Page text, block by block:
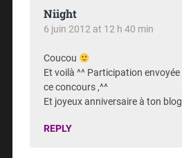
Niight
6 juin 2012 at 12 h 40 min
Coucou
Et voilà ^^ Participation envoyée
ce concours ,^^
Et joyeux anniversaire à ton blog
REPLY